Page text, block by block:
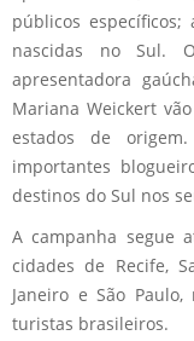
públicos
nascidas no Sul.
apresentadora
Mariana Weickert
estados de
importantes
destinos do Sul nos
A campanha segue
cidades de Recife,
Janeiro e São
turistas brasileiros.